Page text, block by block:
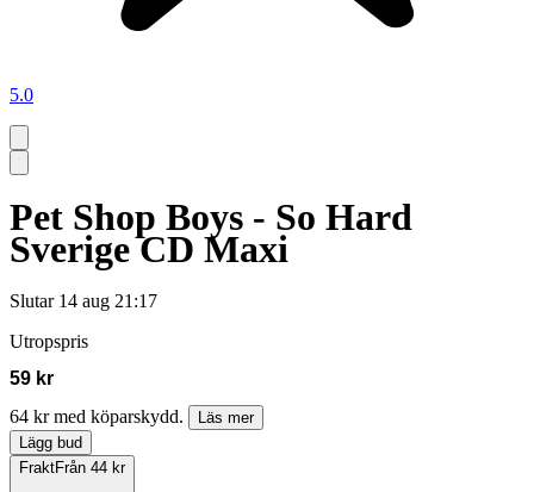
5.0
Pet Shop Boys - So Hard
Sverige CD Maxi
Slutar 14 aug 21:17
Utropspris
59 kr
64 kr med köparskydd.
Läs mer
Lägg bud
FraktFrån 44 kr